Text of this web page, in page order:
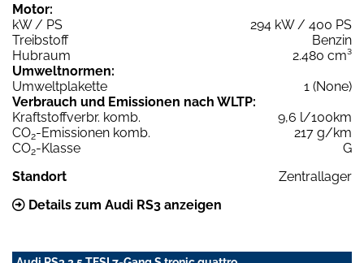
Motor:
kW / PS
294 kW / 400 PS
Treibstoff
Benzin
Hubraum
2.480 cm³
Umweltnormen:
Umweltplakette
1 (None)
Verbrauch und Emissionen nach WLTP:
Kraftstoffverbr. komb.
9,6 l/100km
CO2-Emissionen komb.
217 g/km
CO2-Klasse
G
Standort
Zentrallager
Details zum Audi RS3 anzeigen